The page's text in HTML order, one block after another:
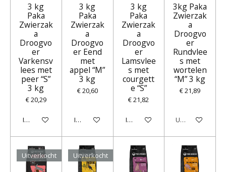
3 kg
Paka
Zwierzak
a
Droogvo
er
Varkensv
lees met
peer “S”
3 kg
€ 20,29
In winkelwagen
3 kg
Paka
Zwierzak
a
Droogvo
er Eend
met
appel “M”
3 kg
€ 20,60
In winkelwagen
3 kg
Paka
Zwierzak
a
Droogvo
er
Lamsvlee
s met
courgett
e “S”
€ 21,82
In winkelwagen
3kg Paka
Zwierzak
a
Droogvo
er
Rundvlee
s met
wortelen
“M” 3 kg
€ 21,89
Uitverkocht
Uitverkocht Uitverkocht